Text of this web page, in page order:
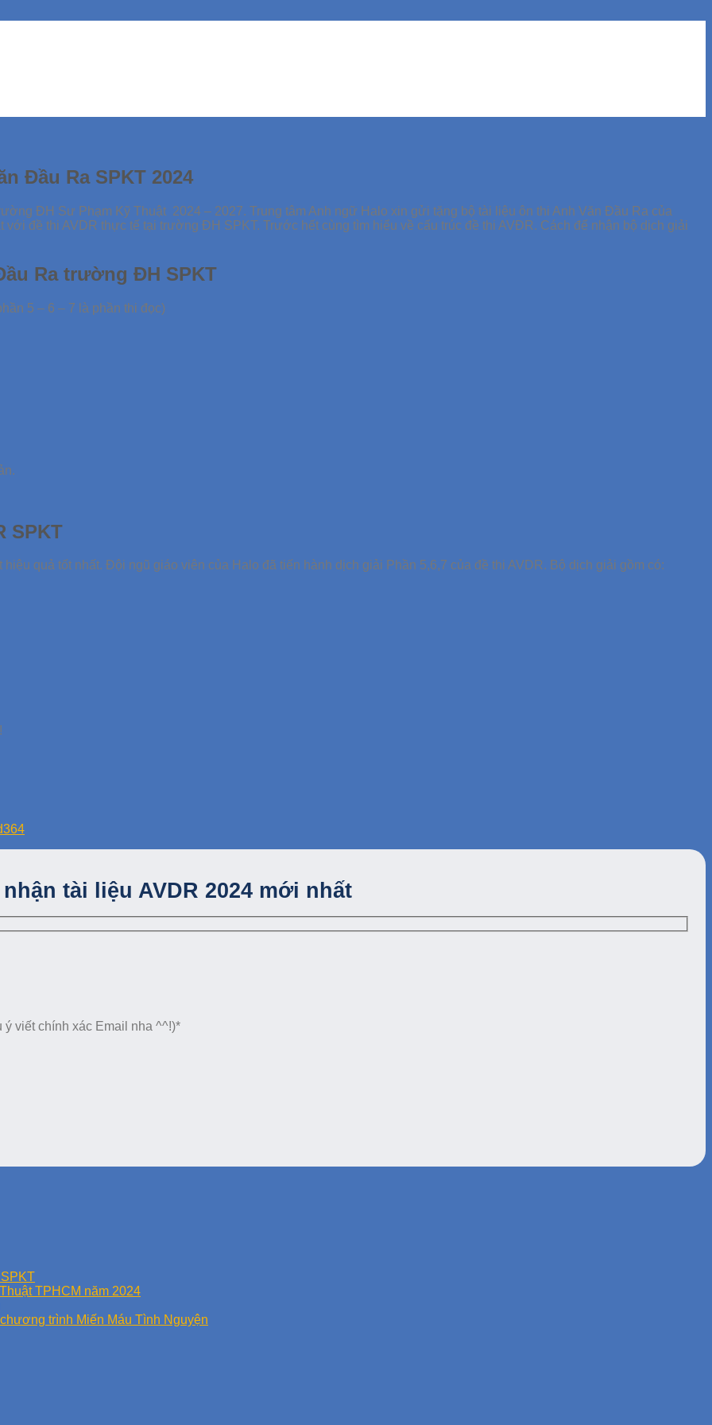
Đầu Ra SPKT 2024
ĐH Sư Phạm Kỹ Thuật 2024 – 2027. Trung tâm Anh ngữ Halo xin gửi tặng bộ tài liệu ôn thi Anh Văn Đầu Ra của
đề thi AVDR thực tế tại trường ĐH SPKT. Trước hết cùng tìm hiểu về cấu trúc đề thi AVĐR. Cách để nhận bộ dịch giải
Ra trường ĐH SPKT
5 – 6 – 7 là phần thi đọc)
SPKT
quả tốt nhất. Đội ngũ giáo viên của Halo đã tiến hành dịch giải Phần 5,6,7 của đề thi AVDR. Bộ dịch giải gồm có:
nhận tài liệu AVDR 2024 mới nhất
viết chính xác Email nha ^^!)*
TPHCM năm 2024
trình Miến Máu Tình Nguyện